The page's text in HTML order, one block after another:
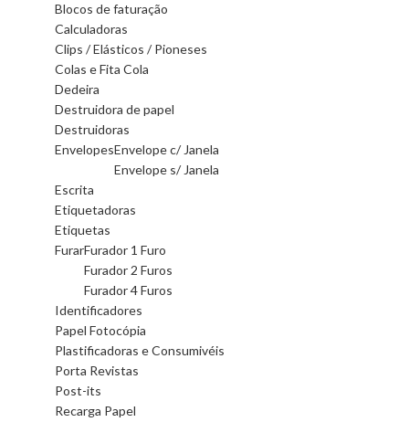
Blocos de faturação
Calculadoras
Clips / Elásticos / Pioneses
Colas e Fita Cola
Dedeira
Destruidora de papel
Destruidoras
EnvelopesEnvelope c/ Janela
Envelope s/ Janela
Escrita
Etiquetadoras
Etiquetas
FurarFurador 1 Furo
Furador 2 Furos
Furador 4 Furos
Identificadores
Papel Fotocópia
Plastificadoras e Consumivéis
Porta Revistas
Post-its
Recarga Papel